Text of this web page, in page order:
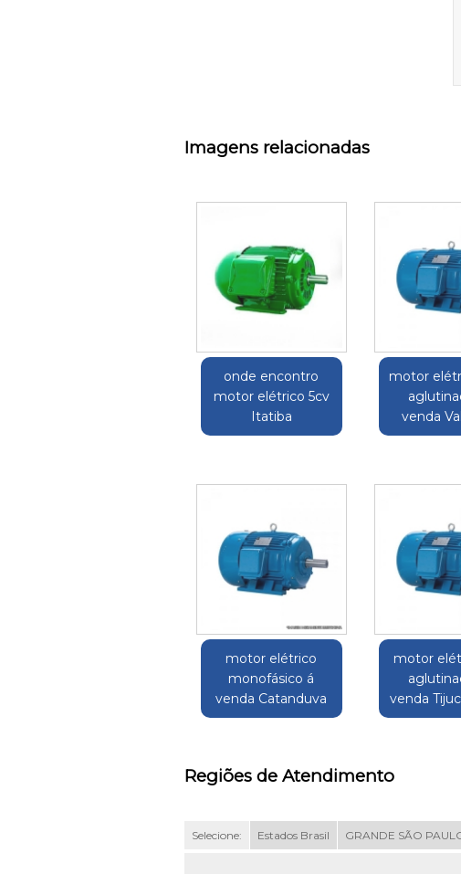
Imagens relacionadas
onde encontro
motor elétrico 5cv
Itatiba
motor
venda
motor elétrico
monofásico á
venda Catanduva
motor
venda
Regiões de Atendimento
Selecione: Estados Brasil GRANDE SÃO